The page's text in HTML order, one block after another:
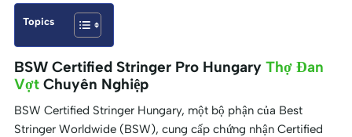
Topics
BSW Certified Stringer Pro Hungary Thợ Đan
Vợt Chuyên Nghiệp
BSW Certified Stringer Hungary, một bộ phận của Best
Stringer Worldwide (BSW), cung cấp chứng nhận Certified